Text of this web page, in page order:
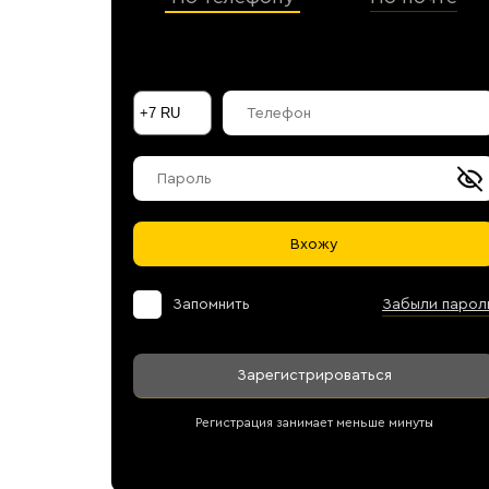
Галараствор
Подписка
Вхожу
Запомнить Забыли
Зарегистрироваться
Регистрация занимает меньше минуты